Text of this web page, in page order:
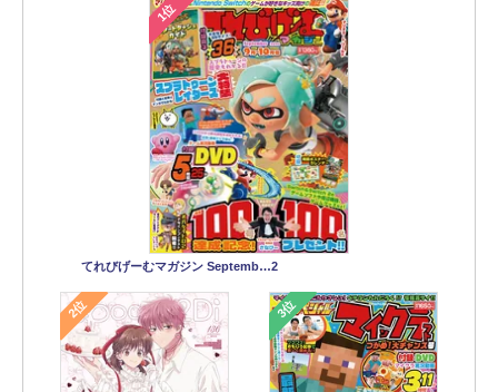
1位
てれびげーむマガジン Septemb…2
2位 3位